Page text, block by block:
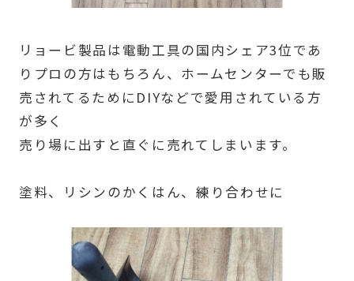
リョービ製品は電動工具の国内シェア3位であ
りプロの方はもちろん、ホームセンターでも販
売されてるためにDIYなどで愛用されている方
が多く
売り場に出すと直ぐに売れてしまいます。
塗料、リシンのかくはん、練り合わせに